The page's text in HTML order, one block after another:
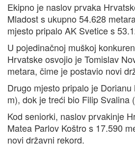
Ekipno je naslov prvaka
Mladost s ukupno 54.628
mjesto pripalo AK Svetice s
U pojedinačnoj muškoj
Hrvatske osvojio je Tomislav
metara, čime je postavio novi
Drugo mjesto pripalo je Dorianu
m), dok je treći bio Filip Svalina
Kod seniorki, naslov prvakinje
Matea Parlov Koštro s 17.590
novi državni rekord.